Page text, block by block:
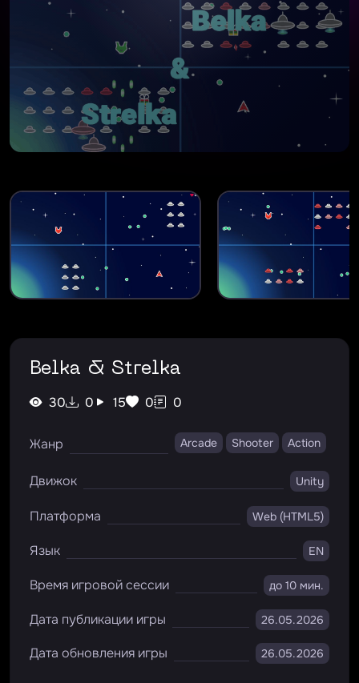
Belka & Strelka
Старт
Belka & Strelka
30 0 15 0 0
Жанр Arcade Shooter Action
Движок Unity
Платформа Web (HTML5)
Язык EN
Время игровой сессии до 10 мин.
Дата публикации игры 26.05.2026
Дата обновления игры 26.05.2026